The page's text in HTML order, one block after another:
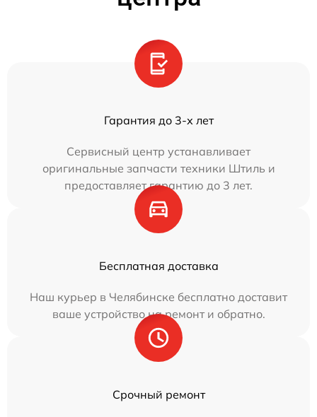
Гарантия до 3-х лет
Сервисный центр устанавливает
оригинальные запчасти техники Штиль и
предоставляет гарантию до 3 лет.
Бесплатная доставка
Наш курьер в Челябинске бесплатно доставит
ваше устройство на ремонт и обратно.
Срочный ремонт